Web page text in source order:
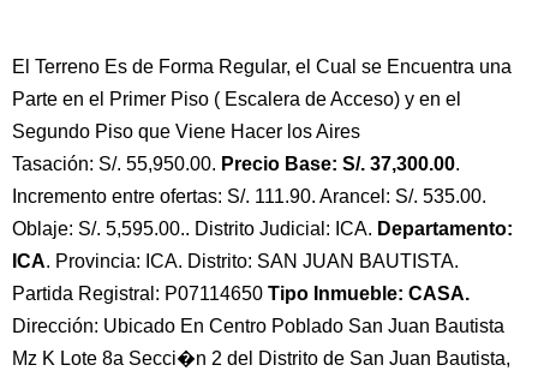
El Terreno Es de Forma Regular, el Cual se Encuentra una
Parte en el Primer Piso ( Escalera de Acceso) y en el
Segundo Piso que Viene Hacer los Aires
Tasación: S/. 55,950.00. Precio Base: S/. 37,300.00.
Incremento entre ofertas: S/. 111.90. Arancel: S/. 535.00.
Oblaje: S/. 5,595.00.. Distrito Judicial: ICA. Departamento:
ICA. Provincia: ICA. Distrito: SAN JUAN BAUTISTA.
Partida Registral: P07114650 Tipo Inmueble: CASA.
Dirección: Ubicado En Centro Poblado San Juan Bautista
Mz K Lote 8a Secci�n 2 del Distrito de San Juan Bautista,